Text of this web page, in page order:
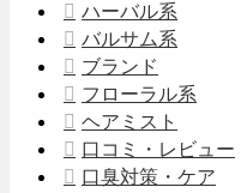
ハーバル系
バルサム系
ブランド
フローラル系
ヘアミスト
口コミ・レビュー
口臭対策・ケア